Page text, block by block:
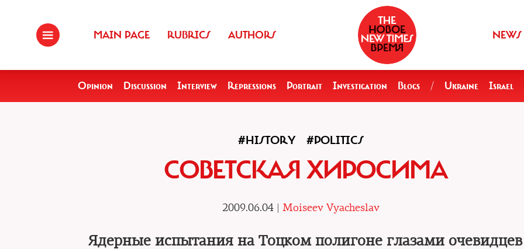
MAIN PAGE RUBRICS AUTHORS NEWS
Opinion Discussion Interview Repressions Portrait Investigation Blogs / Ukraine Israel
#HISTORY #POLITICS
СОВЕТСКАЯ ХИРОСИМА
2009.06.04 | Moiseev Vyacheslav
Ядерные испытания на Тоцком полигоне глазами очевидцев